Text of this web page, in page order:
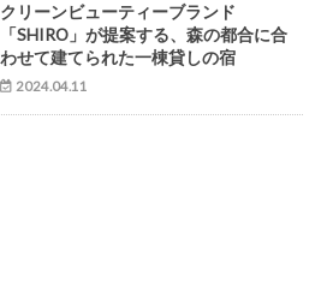
クリーンビューティーブランド
「SHIRO」が提案する、森の都合に合
わせて建てられた一棟貸しの宿
2024.04.11